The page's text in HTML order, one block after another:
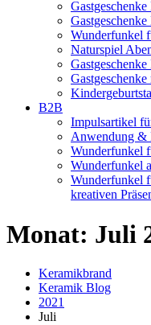
Wunderfunkel
Naturspiel
B2B
Impulsartikel
Anwendung &
Wunderfunkel
Wunderfunkel
Wunderfunkel
kreativen
Monat: Juli
Keramikbrand
Keramik Blog
2021
Juli